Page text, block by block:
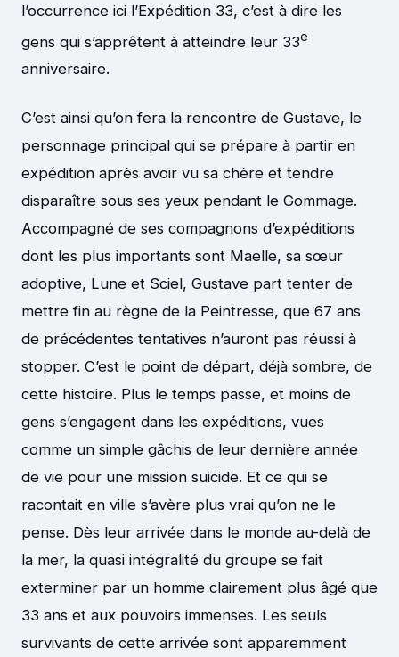
l’occurrence ici l’Expédition 33, c’est à dire les
gens qui s’apprêtent à atteindre leur 33e
anniversaire.
C’est ainsi qu’on fera la rencontre de Gustave, le
personnage principal qui se prépare à partir en
expédition après avoir vu sa chère et tendre
disparaître sous ses yeux pendant le Gommage.
Accompagné de ses compagnons d’expéditions
dont les plus importants sont Maelle, sa sœur
adoptive, Lune et Sciel, Gustave part tenter de
mettre fin au règne de la Peintresse, que 67 ans
de précédentes tentatives n’auront pas réussi à
stopper. C’est le point de départ, déjà sombre, de
cette histoire. Plus le temps passe, et moins de
gens s’engagent dans les expéditions, vues
comme un simple gâchis de leur dernière année
de vie pour une mission suicide. Et ce qui se
racontait en ville s’avère plus vrai qu’on ne le
pense. Dès leur arrivée dans le monde au-delà de
la mer, la quasi intégralité du groupe se fait
exterminer par un homme clairement plus âgé que
33 ans et aux pouvoirs immenses. Les seuls
survivants de cette arrivée sont apparemment